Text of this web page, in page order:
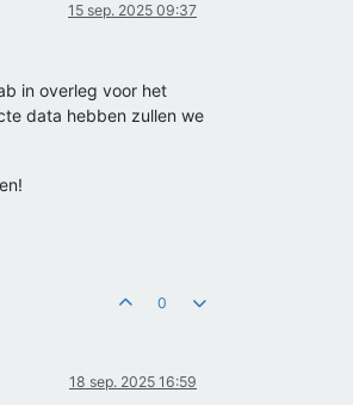
15 sep. 2025 09:37
in overleg voor het
data hebben zullen we
0
18 sep. 2025 16:59